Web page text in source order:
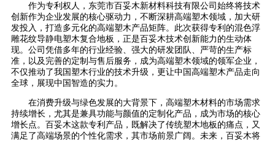
作为专利权人，东莞市百妥木新材料科技有限公司始终将技术
创新作为企业发展的核心驱动力，不断深耕高端塑木领域，加大研
发投入，打造多元化的高端塑木产品矩阵。此次获得专利的混色浮
雕花纹导静电塑木复合地板，正是百妥木技术创新能力的生动体
现。公司凭借多年的行业经验、强大的研发团队、严苛的生产标
准，以及完善的定制与售后服务，成为高端塑木领域的领军企业，
不仅推动了我国塑木行业的技术升级，更让中国高端塑木产品走向
全球，展现中国智造的实力。
在消费升级与绿色发展的大背景下，高端塑木材料的市场需求
持续增长，尤其是兼具功能与颜值的定制化产品，成为市场的核心
增长点。百妥木这款专利产品，既解决了传统塑木地板的痛点，又
满足了高端场景的个性化需求，其市场前景广阔。未来，百妥木将